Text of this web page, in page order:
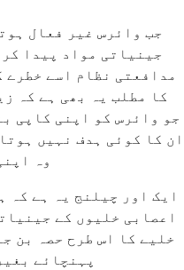
جب وائرس غیر فعال
جینیاتی مواد پیدا
مدافعتی نظام اسے خطرے
کا مطلب یہ بھی ہے کہ
جو وائرس کو اپنی کاپی
ان کا کوئی ہدف نہیں
وہ
ایک اور چیلنج یہ ہے کہ
اعصابی خلیوں کے
خلیے کا اس طرح حصہ بن
پہنچائے